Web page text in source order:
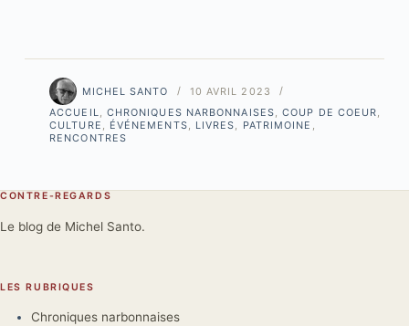
MICHEL SANTO
10 AVRIL 2023
ACCUEIL, CHRONIQUES NARBONNAISES,COUP DE COEUR,
CULTURE , ÉVÉNEMENTS, LIVRES, PATRIMOINE ,
RENCONTRES
CONTRE-REGARDS
Le blog de Michel Santo.
LES RUBRIQUES
Chroniques narbonnaises